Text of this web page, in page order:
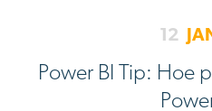
12
Power BI Tip: Hoe